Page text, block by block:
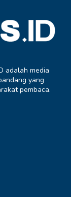
adalah media
yang
pembaca.